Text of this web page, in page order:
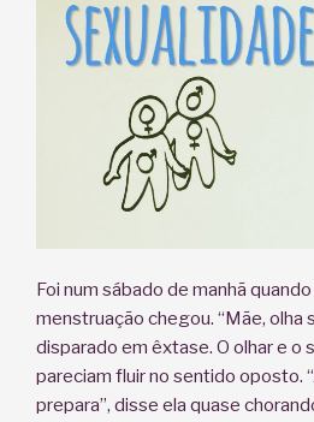
Foi num sábado de manhã
menstruação chegou. “Mãe, olha
disparado em êxtase. O olhar e o
pareciam fluir no sentido oposto.
prepara”, disse ela quase